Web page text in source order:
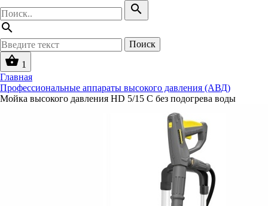
search
search
Поиск
shopping_basket 1
Главная
Профессиональные аппараты высокого давления (АВД)
Мойка высокого давления HD 5/15 C без подогрева воды